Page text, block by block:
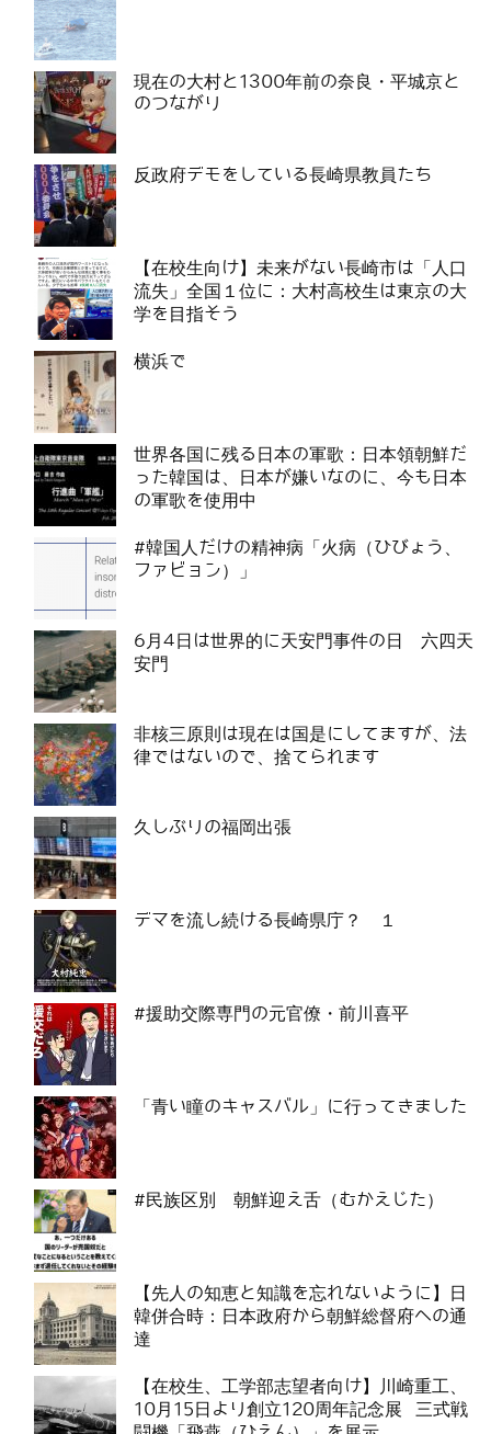
現在の大村と1300年前の奈良・平城京と
のつながり
反政府デモをしている長崎県教員たち
【在校生向け】未来がない長崎市は「人口
流失」全国１位に：大村高校生は東京の大
学を目指そう
横浜で
世界各国に残る日本の軍歌：日本領朝鮮だ
った韓国は、日本が嫌いなのに、今も日本
の軍歌を使用中
#韓国人だけの精神病「火病（ひびょう、
ファビョン）」
6月4日は世界的に天安門事件の日 六四天
安門
非核三原則は現在は国是にしてますが、法
律ではないので、捨てられます
久しぶりの福岡出張
デマを流し続ける長崎県庁？ １
#援助交際専門の元官僚・前川喜平
「青い瞳のキャスバル」に行ってきました
#民族区別 朝鮮迎え舌（むかえじた）
【先人の知恵と知識を忘れないように】日
韓併合時：日本政府から朝鮮総督府への通
達
【在校生、工学部志望者向け】川崎重工、
10月15日より創立120周年記念展 三式戦